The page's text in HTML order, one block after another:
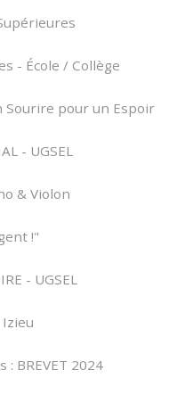
- École / Collège
Sourire pour un Espoir
- UGSEL
& Violon
!"
- UGSEL
Izieu
: BREVET 2024